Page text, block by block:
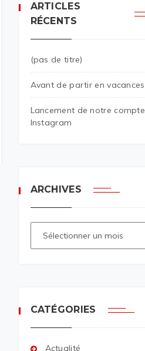
ARTICLES
RÉCENTS
(pas de titre)
Avant de partir en vacances
Lancement de notre compte
Instagram
ARCHIVES
CATÉGORIES
Actualité